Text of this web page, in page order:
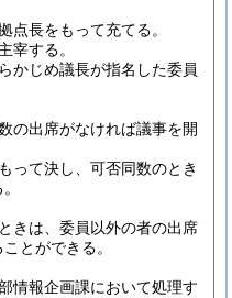
点長をもって充てる。
宰する。
かじめ議長が指名した委員
の出席がなければ議事を開
って決し、可否同数のとき
きは、委員以外の者の出席
とができる。
情報企画課において処理す